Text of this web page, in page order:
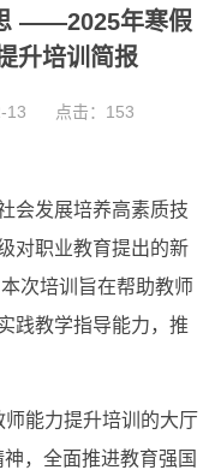
——2025年寒假
升培训简报
13 点击： 153
会发展培养高素质技
对职业教育提出的新
次培训旨在帮助教师
践教学指导能力，推
能力提升培训的大厅
，全面推进教育强国